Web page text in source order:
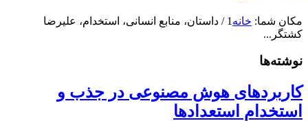
مکان شما: خانه 1
/ داستان، منابع انسانی، استخدام، علیرضا
کشتگر...
نوشته‌ها
کاربردهای هوش مصنوعی در جذب و
استخدام استعدادها